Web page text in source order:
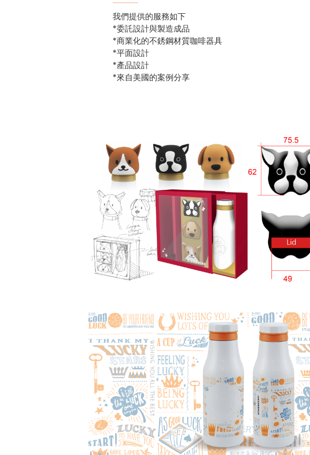
我們提供的服務如下
*委託設計與製造成品
*商業化的不銹鋼材質咖啡器具
*平面設計
*產品設計
*來自美國的案例分享